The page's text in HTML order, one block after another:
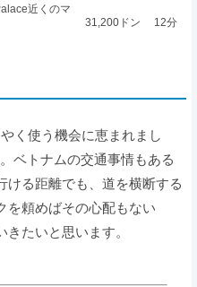
近くのマ
31,200ドン 12分
く使う機会に恵まれまし
ベトナムの交通事情もある
ける距離でも、道を横断する
を頼めばその心配もない
たいと思います。